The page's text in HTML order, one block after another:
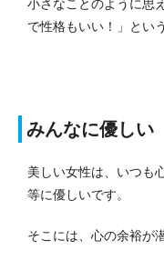
小さなことのように思
で性格もいい！」とい
みんなに優しい
美しい女性は、いつも
等に優しいです。
そこには、心の余裕が